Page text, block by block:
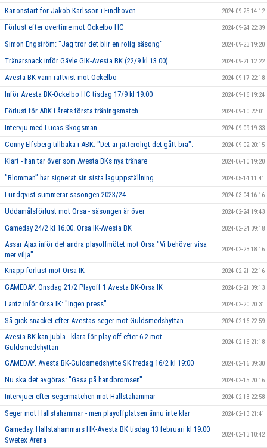
Kanonstart för Jakob Karlsson i Eindhoven 2024-09-25 14:12
Förlust efter overtime mot Ockelbo HC 2024-09-24 22:39
Simon Engström: "Jag tror det blir en rolig säsong" 2024-09-23 19:20
Tränarsnack inför Gävle GIK-Avesta BK (22/9 kl 13.00) 2024-09-21 12:22
Avesta BK vann rättvist mot Ockelbo 2024-09-17 22:18
Inför Avesta BK-Ockelbo HC tisdag 17/9 kl 19.00 2024-09-16 19:24
Förlust för ABK i årets första träningsmatch 2024-09-10 22:01
Intervju med Lucas Skogsman 2024-09-09 19:33
Conny Elfsberg tillbaka i ABK: "Det är jätteroligt det gått bra". 2024-09-02 20:15
Klart - han tar över som Avesta BKs nya tränare 2024-06-10 19:20
”Blomman” har signerat sin sista laguppställning 2024-05-14 11:41
Lundqvist summerar säsongen 2023/24 2024-03-04 16:16
Uddamålsförlust mot Orsa - säsongen är över 2024-02-24 19:43
Gameday 24/2 kl 16.00. Orsa IK-Avesta BK 2024-02-24 09:18
Assar Ajax inför det andra playoffmötet mot Orsa "Vi behöver visa
mer vilja"
2024-02-23 18:16
Knapp förlust mot Orsa IK 2024-02-21 22:16
GAMEDAY. Onsdag 21/2 Playoff 1 Avesta BK-Orsa IK 2024-02-21 09:13
Lantz inför Orsa IK: "Ingen press" 2024-02-20 20:31
Så gick snacket efter Avestas seger mot Guldsmedshyttan 2024-02-16 22:59
Avesta BK kan jubla - klara för play off efter 6-2 mot
Guldsmedshyttan
2024-02-16 21:18
GAMEDAY. Avesta BK-Guldsmedshytte SK fredag 16/2 kl 19:00 2024-02-16 09:30
Nu ska det avgöras: "Gasa på handbromsen" 2024-02-15 20:16
Intervjuer efter segermatchen mot Hallstahammar 2024-02-13 22:58
Seger mot Hallstahammar - men playoffplatsen ännu inte klar 2024-02-13 21:41
Gameday. Hallstahammars HK-Avesta BK tisdag 13 februari kl 19.00
Swetex Arena
2024-02-13 10:42